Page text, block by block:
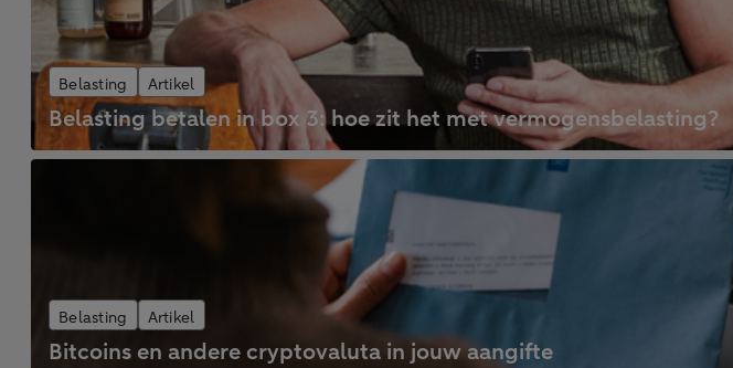
Belasting betalen in box 3: hoe zit het met vermogensbelasting?
Belasting Artikel
Bitcoins en andere cryptovaluta in jouw aangifte
Belasting Artikel